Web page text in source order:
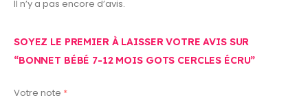
Il n’y a pas encore d’avis.
SOYEZ LE PREMIER À LAISSER VOTRE AVIS SUR
“BONNET BÉBÉ 7-12 MOIS GOTS CERCLES ÉCRU”
Votre note *